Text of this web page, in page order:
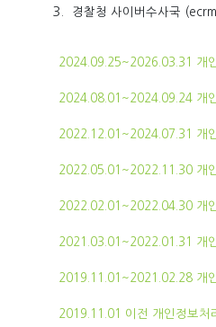
경찰청 사이버수사국
2024.09.25~2026.03.31 개
2024.08.01~2024.09.24 개
2022.12.01~2024.07.31 개
2022.05.01~2022.11.30 개
2022.02.01~2022.04.30 개
2021.03.01~2022.01.31 개
2019.11.01~2021.02.28 개
2019.11.01 이전 개인정보처